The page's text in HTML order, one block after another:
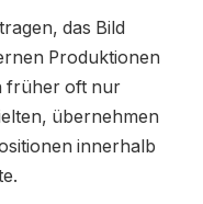
das Bild
Produktionen
früher oft nur
übernehmen
innerhalb